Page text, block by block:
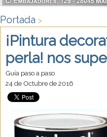
Portada >
¡Pintura
perla! nos
Guía paso a paso
24 de Octubre de 2016